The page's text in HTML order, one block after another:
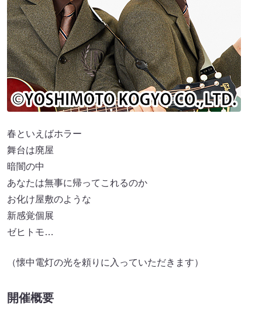
春といえばホラー
舞台は廃屋
暗闇の中
あなたは無事に帰ってこれるのか
お化け屋敷のような
新感覚個展
ゼヒトモ…
（懐中電灯の光を頼りに入っていただきます）
開催概要